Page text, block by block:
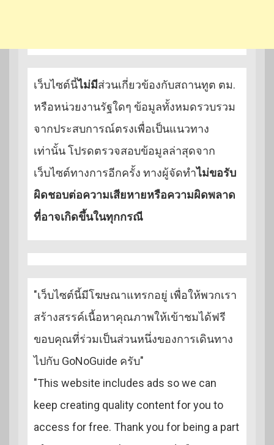
เว็บไซต์นี้ไม่มีส่วนเกี่ยวข้องกับสถานทูต ตม.
หรือหน่วยงานรัฐใดๆ ข้อมูลทั้งหมดรวบรวม
จากประสบการณ์ตรงเพื่อเป็นแนวทาง
เท่านั้น โปรดตรวจสอบข้อมูลล่าสุดจาก
เว็บไซต์ทางการอีกครั้ง ทางผู้จัดทำไม่ขอรับ
ผิดชอบต่อความเสียหายหรือความผิดพลาด
ที่อาจเกิดขึ้นในทุกกรณี
"เว็บไซต์นี้มีโฆษณาแทรกอยู่ เพื่อให้พวกเรา
สร้างสรรค์เนื้อหาคุณภาพให้เข้าชมได้ฟรี
ขอบคุณที่ร่วมเป็นส่วนหนึ่งของการเดินทาง
ไปกับ GoNoGuide ครับ"
"This website includes ads so we can
keep creating quality content for you to
access for free. Thank you for being a part